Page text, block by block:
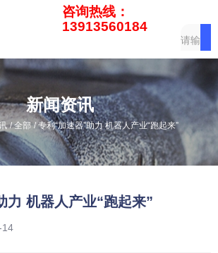
咨询热线：
13913560184
新闻资讯
/全部 /专利“加速器”助力 机器人产业“跑起来”
力 机器人产业“跑起来”
14